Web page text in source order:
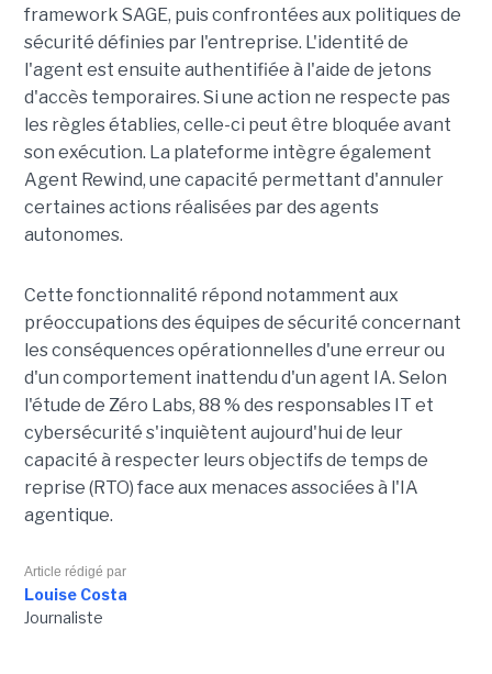
framework SAGE, puis confrontées aux politiques de
sécurité définies par l'entreprise. L'identité de
l'agent est ensuite authentifiée à l'aide de jetons
d'accès temporaires. Si une action ne respecte pas
les règles établies, celle-ci peut être bloquée avant
son exécution. La plateforme intègre également
Agent Rewind, une capacité permettant d'annuler
certaines actions réalisées par des agents
autonomes.
Cette fonctionnalité répond notamment aux
préoccupations des équipes de sécurité concernant
les conséquences opérationnelles d'une erreur ou
d'un comportement inattendu d'un agent IA. Selon
l'étude de Zéro Labs, 88 % des responsables IT et
cybersécurité s'inquiètent aujourd'hui de leur
capacité à respecter leurs objectifs de temps de
reprise (RTO) face aux menaces associées à l'IA
agentique.
Article rédigé par
Louise Costa
Journaliste